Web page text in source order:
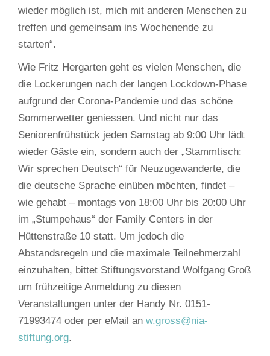
wieder möglich ist, mich mit anderen Menschen zu
treffen und gemeinsam ins Wochenende zu
starten“.
Wie Fritz Hergarten geht es vielen Menschen, die
die Lockerungen nach der langen Lockdown-Phase
aufgrund der Corona-Pandemie und das schöne
Sommerwetter geniessen. Und nicht nur das
Seniorenfrühstück jeden Samstag ab 9:00 Uhr lädt
wieder Gäste ein, sondern auch der „Stammtisch:
Wir sprechen Deutsch“ für Neuzugewanderte, die
die deutsche Sprache einüben möchten, findet –
wie gehabt – montags von 18:00 Uhr bis 20:00 Uhr
im „Stumpehaus“ der Family Centers in der
Hüttenstraße 10 statt. Um jedoch die
Abstandsregeln und die maximale Teilnehmerzahl
einzuhalten, bittet Stiftungsvorstand Wolfgang Groß
um frühzeitige Anmeldung zu diesen
Veranstaltungen unter der Handy Nr. 0151-
71993474 oder per eMail an w.gross@nia-
stiftung.org.